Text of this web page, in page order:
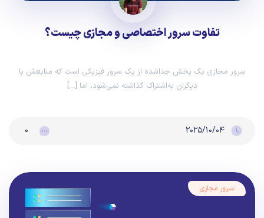
تفاوت سرور اختصاصی و مجازی چیست؟
سرور مجازی یک بخش جداشده از یک سرور فیزیکی است که منابعش با
دیگران به‌اشتراک گذاشته نمی‌شود، اما […]
۲۰۲۵/۱۰/۰۴ ۰
سرور مجازی